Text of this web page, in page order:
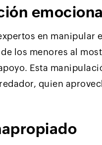
en manipular
los menores al
Esta
quien